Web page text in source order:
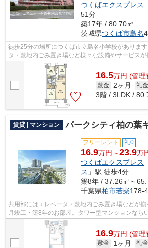
つくばエクスプレス
51分
築17年 / 80.70㎡
茨城県つくば市島名
徒歩25分の場所につくば市立島名小学校がありま
タ・敷地内ごみ置き場など様々な設備やサービス
す。こちらは16階建ての物件です。こちら...
16.5万円 (管理
敷金 2ヶ月 礼金
3階 / 3LDK /
賃貸 | マンション パークシティ柏の葉キャンパス ザ・ゲ
フリーレント 礼0
16.9万円～23.9万
つくばエクスプレス
ス 」駅 徒歩4分
築8年 / 37.26㎡～
千葉県柏市若柴178-4
共用部にはエレベータ・敷地内ごみ置き場などが
月竣工・築8年のお部屋。タワー型マンションなら
しめます。徒歩4分の距離に駅がある物件...
16.9万円 (管理
敷金 1ヶ月 礼金